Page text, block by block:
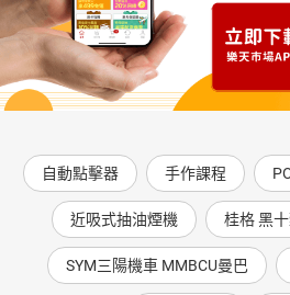
自動點擊器 手作課程
近吸式抽油煙機 桂格 黑
SYM三陽機車 MMBCU曼巴